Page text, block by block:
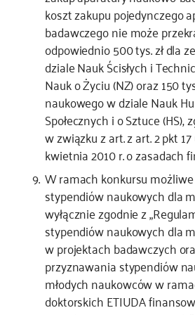
koszt zakupu pojedynczego
badawczego nie może
odpowiednio 500 tys. zł dla
dziale Nauk Ścisłych i
Nauk o Życiu (NZ) oraz 150
naukowego w dziale Nauk
Społecznych i o Sztuce (HS),
w związku z art. z art. 2 pkt
kwietnia 2010 r. o zasadach
W ramach konkursu
stypendiów naukowych dla
wyłącznie zgodnie z
stypendiów naukowych dla
w projektach badawczych
przyznawania stypendiów
młodych naukowców w
doktorskich ETIUDA